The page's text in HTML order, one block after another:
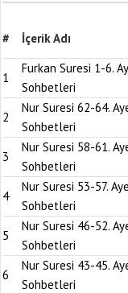
# İçerik Adı
1
Furkan Suresi 1-6.
Sohbetleri
2
Nur Suresi 62-64.
Sohbetleri
3
Nur Suresi 58-61.
Sohbetleri
4
Nur Suresi 53-57.
Sohbetleri
5
Nur Suresi 46-52.
Sohbetleri
6
Nur Suresi 43-45.
Sohbetleri